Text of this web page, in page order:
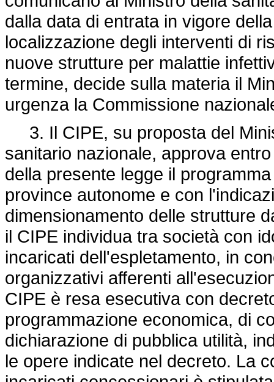
dalla data di entrata in vigore
localizzazione degli interventi di
nuove strutture per malattie
termine, decide sulla materia il
urgenza la Commissione
3. Il CIPE, su proposta del
sanitario nazionale, approva
della presente legge il
province autonome e con
dimensionamento delle strutture
il CIPE individua tra società con
incaricati dell'espletamento, in
organizzativi afferenti
CIPE è resa esecutiva con
programmazione economica, di
dichiarazione di pubblica utilità,
le opere indicate nel decreto. La